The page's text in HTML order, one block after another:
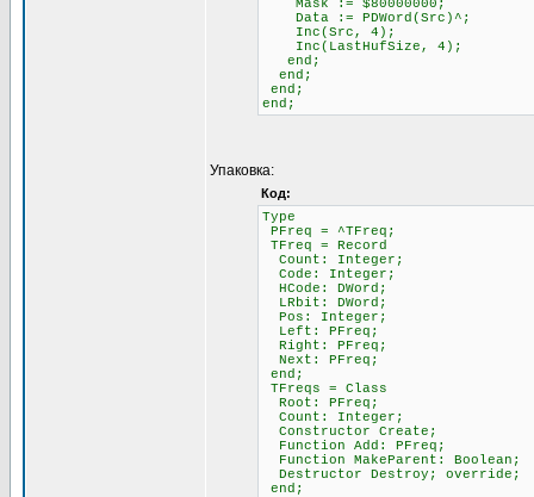
Mask := $80000000;
Data := PDWord(Src)^;
Inc(Src, 4);
Inc(LastHufSize, 4);
end;
end;
end;
end;
Упаковка:
Код:
Type
PFreq = ^TFreq;
TFreq = Record
Count: Integer;
Code: Integer;
HCode: DWord;
LRbit: DWord;
Pos: Integer;
Left: PFreq;
Right: PFreq;
Next: PFreq;
end;
TFreqs = Class
Root: PFreq;
Count: Integer;
Constructor Create;
Function Add: PFreq;
Function MakeParent: Boolean;
Destructor Destroy; override;
end;